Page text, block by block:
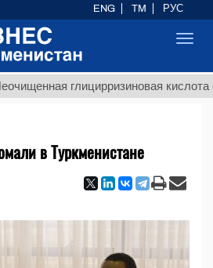
глицирризиновая кислота
в Туркменистане
ENG TM РУС